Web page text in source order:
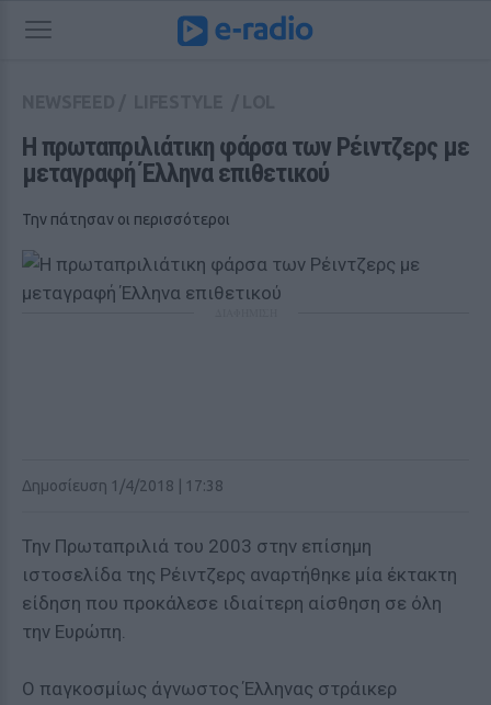
Η πρωταπριλιάτικη φάρσα των Ρέιντζερς με
μεταγραφή Έλληνα επιθετικού
Την πάτησαν οι περισσότεροι
Δημοσίευση 1/4/2018 | 17:38
Την Πρωταπριλιά του 2003 στην επίσημη
ιστοσελίδα της Ρέιντζερς αναρτήθηκε μία έκτακτη
είδηση που προκάλεσε ιδιαίτερη αίσθηση σε όλη
την Ευρώπη.
Ο παγκοσμίως άγνωστος Έλληνας στράικερ